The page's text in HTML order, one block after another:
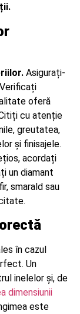
Asigurați-
oferă
cu atenție
greutatea,
și finisajele.
acordați
un diamant
smarald sau
în cazul
Un
inelelor și, de
dimensiunii
este